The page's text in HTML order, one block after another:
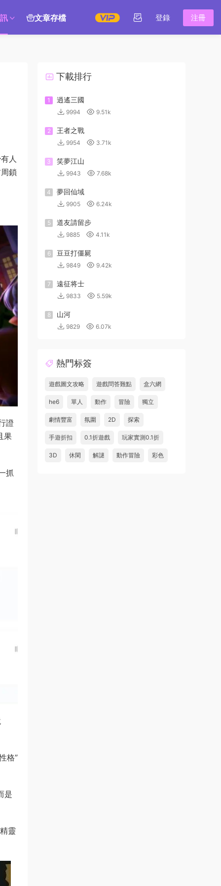
文章存檔 登錄 注冊
人
鎖
證
果
抓
格”
是
靈
下載排行
1 逍遙三國
9994 9.51k
2 王者之戰
9954 3.71k
3 笑夢江山
9943 7.68k
4 夢回仙域
9905 6.24k
5 道友請留步
9885 4.11k
6 豆豆打僵屍
9849 9.42k
7 遠征将士
9833 5.59k
8 山河
9829 6.07k
熱門标簽
遊戲圖文攻略 遊戲問答難點 盒六網
he6 單人 動作 冒險 獨立
劇情豐富 氛圍 2D 探索
手遊折扣 0.1折遊戲 玩家實測0.1折
3D 休閑 解謎 動作冒險 彩色